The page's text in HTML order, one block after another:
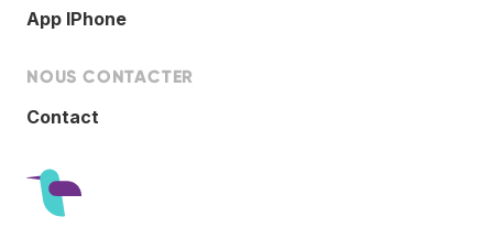
App IPhone
NOUS CONTACTER
Contact